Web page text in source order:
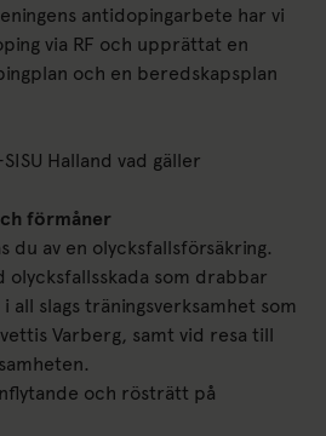
antidopingarbete har vi
via RF och upprättat en
och en beredskapsplan
Halland vad gäller
förmåner
du av en olycksfallsförsäkring.
olycksfallsskada som drabbar
all slags träningsverksamhet som
Varberg, samt vid resa till
och rösträtt på